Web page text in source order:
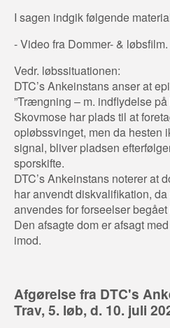
I sagen indgik følgende
- Video fra Dommer- & løbsfilm.
Vedr. løbssituationen:
DTC’s Ankeinstans anser at
”Trængning – m. indflydelse
Skovmose har plads til at
opløbssvinget, men da hesten
signal, bliver pladsen
sporskifte.
DTC’s Ankeinstans noterer at
har anvendt diskvalifikation,
anvendes for forseelser
Den afsagte dom er afsagt
imod.
Afgørelse fra DTC's
Trav, 5. løb, d. 10. juli